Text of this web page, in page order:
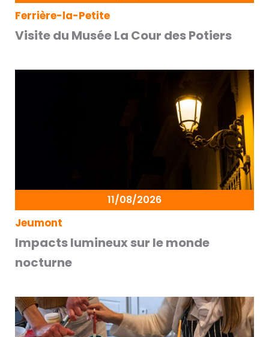
Ferrière-la-Petite
Visite du Musée La Cour des Potiers
11/08/2026
Jeumont
Impacts lumineux sur le monde
nocturne